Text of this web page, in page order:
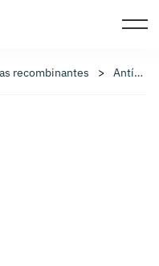
recombinantes Antígenos recombinantes